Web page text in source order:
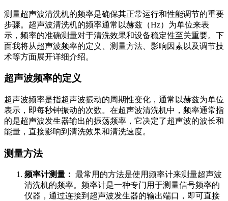
测量超声波清洗机的频率是确保其正常运行和性能调节的重要
步骤。超声波清洗机的频率通常以赫兹（Hz）为单位来表
示，频率的准确测量对于清洗效果和设备稳定性至关重要。下
面我将从超声波频率的定义、测量方法、影响因素以及调节技
术等方面展开详细介绍。
超声波频率的定义
超声波频率是指超声波振动的周期性变化，通常以赫兹为单位
表示，即每秒钟振动的次数。在超声波清洗机中，频率通常指
的是超声波发生器输出的振荡频率，它决定了超声波的波长和
能量，直接影响到清洗效果和清洗速度。
测量方法
频率计测量： 最常用的方法是使用频率计来测量超声波
清洗机的频率。频率计是一种专门用于测量信号频率的
仪器，通过连接到超声波发生器的输出端口，即可直接